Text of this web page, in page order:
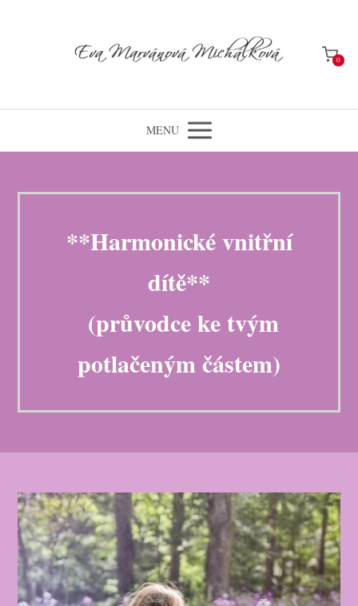
0
MENU
**Harmonické vnitřní
dítě**
(průvodce ke tvým
potlačeným částem)